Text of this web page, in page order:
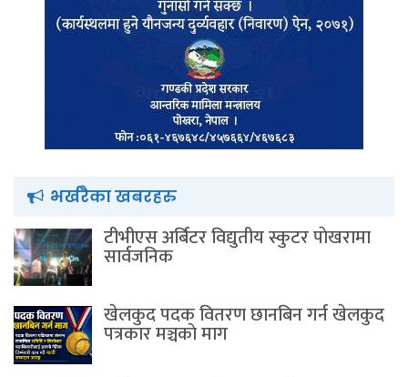
भर्खरैका खबरहरु
टीभीएस अर्बिटर विद्युतीय स्कुटर पाेखरामा
सार्वजनिक
खेलकुद पदक वितरण छानबिन गर्न खेलकुद
पत्रकार मञ्चकाे माग